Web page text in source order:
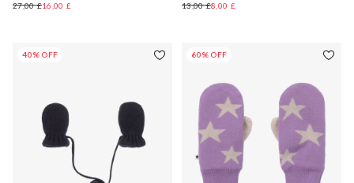
27,00 £16,00 £
13,00 £8,00 £
40% OFF 60% OFF